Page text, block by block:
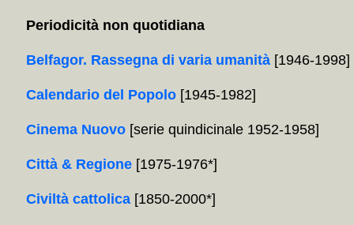
Periodicità non quotidiana
Belfagor. Rassegna di varia umanità [1946-1998]
Calendario del Popolo [1945-1982]
Cinema Nuovo [serie quindicinale 1952-1958]
Città & Regione [1975-1976*]
Civiltà cattolica [1850-2000*]